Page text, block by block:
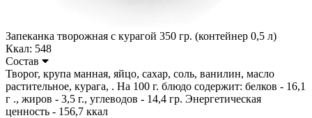
Запеканка творожная с курагой 350 гр. (контейнер 0,5 л)
Ккал: 548
Состав
Творог, крупа манная, яйцо, сахар, соль, ванилин, масло
растительное, курага, . На 100 г. блюдо содержит: белков - 16,1
г ., жиров - 3,5 г., углеводов - 14,4 гр. Энергетическая
ценность - 156,7 ккал